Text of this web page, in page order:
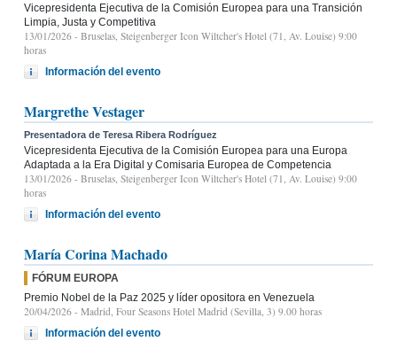
Vicepresidenta Ejecutiva de la Comisión Europea para una Transición
Limpia, Justa y Competitiva
13/01/2026 - Bruselas, Steigenberger Icon Wiltcher's Hotel (71, Av. Louise) 9:00
horas
Información del evento
Margrethe Vestager
Presentadora de Teresa Ribera Rodríguez
Vicepresidenta Ejecutiva de la Comisión Europea para una Europa
Adaptada a la Era Digital y Comisaria Europea de Competencia
13/01/2026 - Bruselas, Steigenberger Icon Wiltcher's Hotel (71, Av. Louise) 9:00
horas
Información del evento
María Corina Machado
FÓRUM EUROPA
Premio Nobel de la Paz 2025 y líder opositora en Venezuela
20/04/2026 - Madrid, Four Seasons Hotel Madrid (Sevilla, 3) 9.00 horas
Información del evento